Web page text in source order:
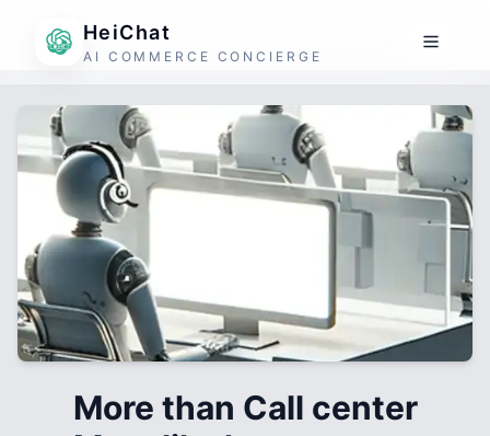
HeiChat
AI COMMERCE CONCIERGE
More than Call center